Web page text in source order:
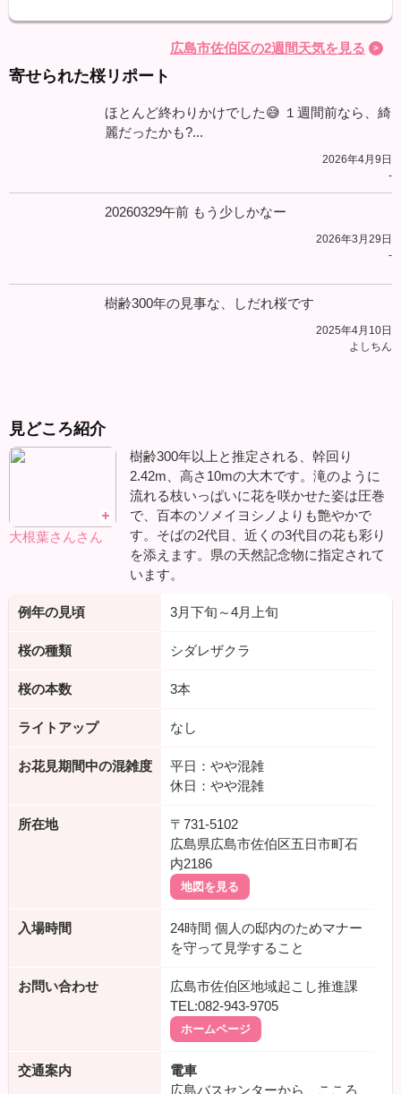
広島市佐伯区の2週間天気を見る
寄せられた桜リポート
ほとんど終わりかけでした😅 １週間前なら、綺
麗だったかも?...
2026年4月9日
-
20260329午前 もう少しかなー
2026年3月29日
-
樹齢300年の見事な、しだれ桜です
2025年4月10日
よしちん
見どころ紹介
大根葉さんさん
樹齢300年以上と推定される、幹回り
2.42m、高さ10mの大木です。滝のように
流れる枝いっぱいに花を咲かせた姿は圧巻
で、百本のソメイヨシノよりも艶やかで
す。そばの2代目、近くの3代目の花も彩り
を添えます。県の天然記念物に指定されて
います。
例年の見頃 3月下旬～4月上旬
桜の種類 シダレザクラ
桜の本数 3本
ライトアップ なし
お花見期間中の混雑度
平日：やや混雑
休日：やや混雑
所在地
〒731-5102
広島県広島市佐伯区五日市町石
内2186
地図を見る
入場時間
24時間 個人の邸内のためマナー
を守って見学すること
お問い合わせ
広島市佐伯区地域起こし推進課
TEL:082-943-9705
ホームページ
交通案内
電車
広島バスセンターから、こころ